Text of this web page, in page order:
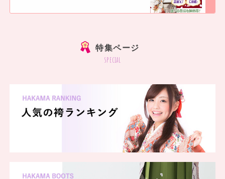
特集ページ
special